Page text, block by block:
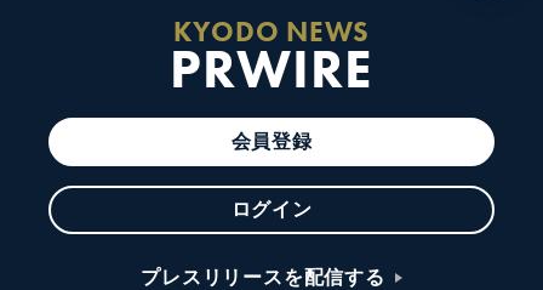
KYODO NEWS
PRWIRE
会員登録
ログイン
プレスリリースを配信する